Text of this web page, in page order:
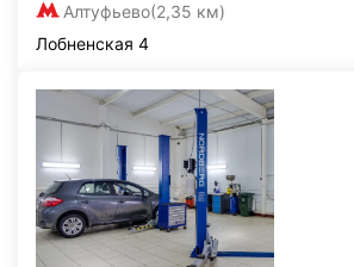
Алтуфьево(2,35 км)
Лобненская 4